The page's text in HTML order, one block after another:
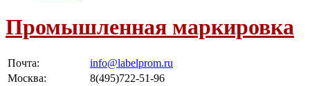
Промышленная маркировка
Почта:
info@labelprom.ru
Москва: 8(495)722-51-96